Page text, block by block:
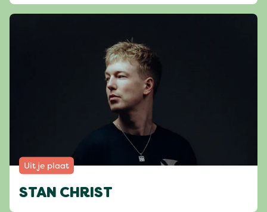
Uit je plaat
STAN CHRIST